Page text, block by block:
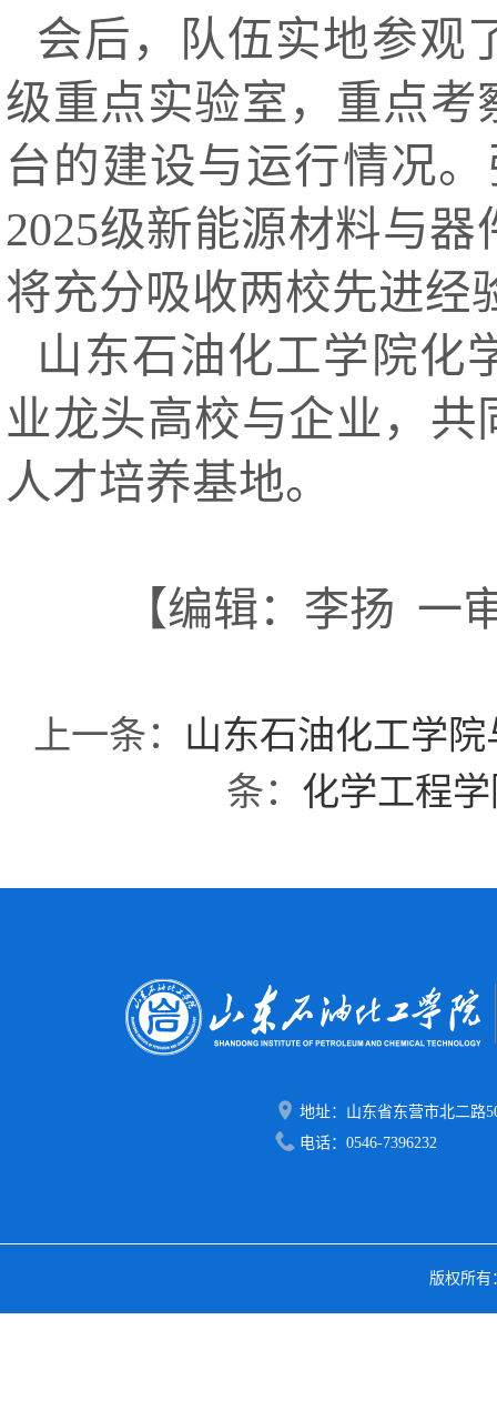
会后，队伍实地参观
级重点实验室，重点
台的建设与运行情况
2025级新能源材料与
将充分吸收两校先进经
山东石油化工学院化
业龙头高校与企业，
人才培养基地。
【编辑：李扬 一
上一条： 山东石油化工学
条： 化学工程
地址：山东省东营市北二路
电话：0546-7396232
版权所